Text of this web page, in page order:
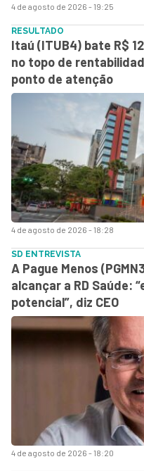
4 de agosto de 2026 - 19:25
4 de agosto de 2026 - 18:28
RESULTADO
Itaú (ITUB4) bate R$
no topo de
ponto de atenção
4 de agosto de 2026 - 18:20
SD ENTREVISTA
A Pague Menos
alcançar a RD Saúde:
potencial”, diz CEO